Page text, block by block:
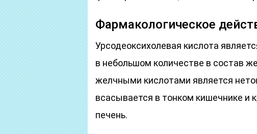
Фармакологическое
Урсодеоксихолевая кислота
в небольшом количестве в состав
желчными кислотами является
всасывается в тонком кишечнике и
печень.